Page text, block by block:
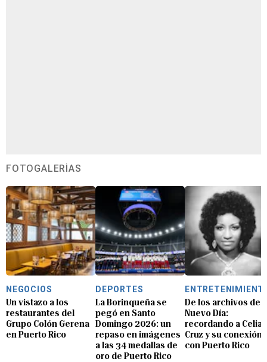
FOTOGALERÍAS
NEGOCIOS
Un vistazo a los
restaurantes del
Grupo Colón Gerena
en Puerto Rico
DEPORTES
La Borinqueña se
pegó en Santo
Domingo 2026: un
repaso en imágenes
a las 34 medallas de
oro de Puerto Rico
De los archivos de
Nuevo Día:
recordando a Celia
Cruz y su conexión
con Puerto Rico